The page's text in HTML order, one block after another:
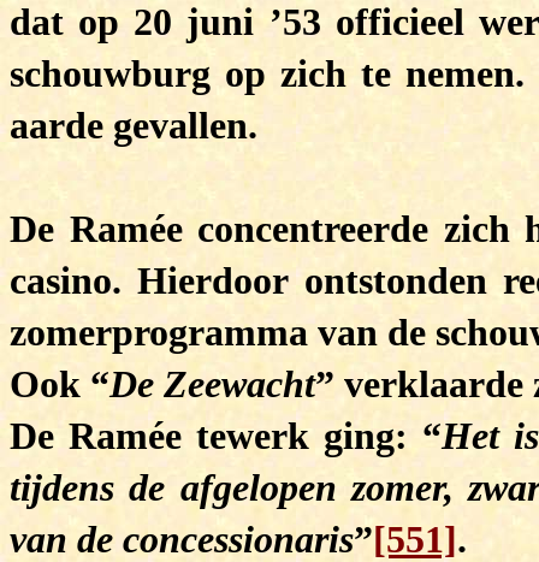
dat op 20 juni ’53 officieel
schouwburg op zich te
aarde gevallen.
De Ramée concentreerde
casino. Hierdoor ontstonden
zomerprogramma van de
Ook “De Zeewacht” verklaarde
De Ramée tewerk ging: “Het
tijdens de afgelopen zomer,
van de concessionaris”[551].